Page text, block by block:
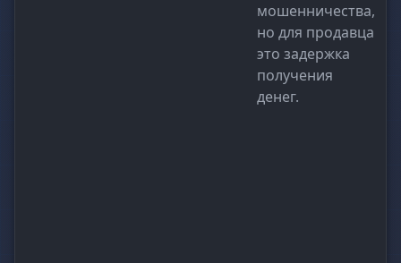
мошенничества,
но для продавца
это задержка
получения
денег.